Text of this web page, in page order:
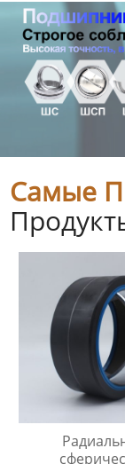
Самые